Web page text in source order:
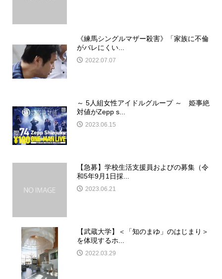
《練馬シングルマザー殺害》「家族に不倫
がバレにくい...
2022.07.07
～ 5人組女性アイドルグループ ～ 姫事絶
対値がZepp s...
2023.06.15
【急募】学校生活支援員およびの募集（令
和5年9月1日採...
2023.06.21
【武蔵大学】＜「知のまゆ」のはじまり＞
を体現するホ...
2022.03.29